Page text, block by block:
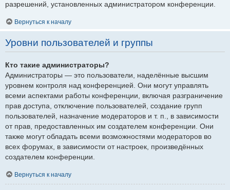
разрешений, установленных администратором конференции.
Вернуться к началу
Уровни пользователей и группы
Кто такие администраторы?
Администраторы — это пользователи, наделённые высшим
уровнем контроля над конференцией. Они могут управлять
всеми аспектами работы конференции, включая разграничение
прав доступа, отключение пользователей, создание групп
пользователей, назначение модераторов и т. п., в зависимости
от прав, предоставленных им создателем конференции. Они
также могут обладать всеми возможностями модераторов во
всех форумах, в зависимости от настроек, произведённых
создателем конференции.
Вернуться к началу